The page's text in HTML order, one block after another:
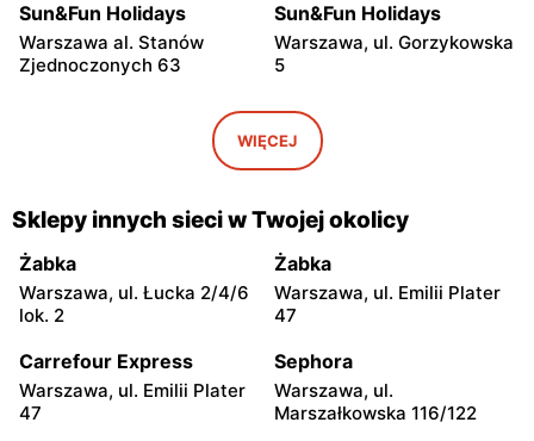
Sun&Fun Holidays
Warszawa al. Stanów
Zjednoczonych 63
Sun&Fun Holidays
Warszawa, ul. Gorzykowska
5
Sun&Fun Holidays
Warszawa, ul. Kobielska 23
Sun&Fun Holidays
Warszawa, ul. Grochowska
178
Sun&Fun Holidays
Warszawa, ul. Żwirki i
Wigury 1
Sun&Fun Holidays
Tadeusza Bora-
Komorowskiego 21
Sun&Fun Holidays
Żeromskiego 14
Sun&Fun Holidays Sun&Fun Holidays
WIĘCEJ
Sklepy innych sieci w Twojej okolicy
Żabka
Warszawa, ul. Łucka 2/4/6
lok. 2
Żabka
Warszawa, ul. Emilii Plater
47
Carrefour Express
Warszawa, ul. Emilii Plater
47
Sephora
Warszawa, ul.
Marszałkowska 116/122